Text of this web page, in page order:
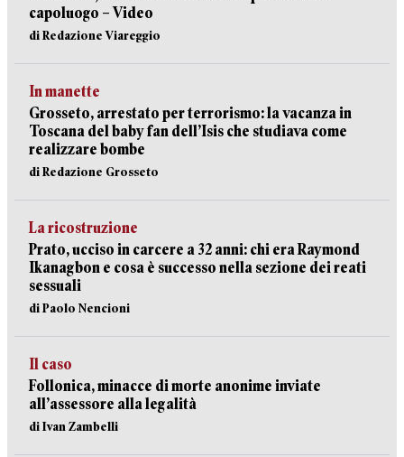
capoluogo – Video
di Redazione Viareggio
In manette
Grosseto, arrestato per terrorismo: la vacanza in
Toscana del baby fan dell’Isis che studiava come
realizzare bombe
di Redazione Grosseto
La ricostruzione
Prato, ucciso in carcere a 32 anni: chi era Raymond
Ikanagbon e cosa è successo nella sezione dei reati
sessuali
di Paolo Nencioni
Il caso
Follonica, minacce di morte anonime inviate
all’assessore alla legalità
di Ivan Zambelli